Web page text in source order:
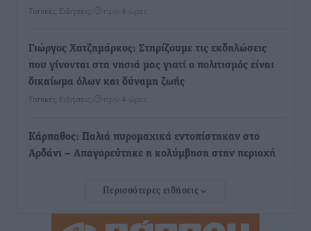
Τοπικές Ειδήσεις πριν 4 ώρες
Γιώργος Χατζημάρκος: Στηρίζουμε τις εκδηλώσεις
που γίνονται στα νησιά μας γιατί ο πολιτισμός είναι
δικαίωμα όλων και δύναμη ζωής
Τοπικές Ειδήσεις πριν 4 ώρες
Κάρπαθος: Παλιά πυρομαχικά εντοπίστηκαν στο
Αρδάνι – Απαγορεύτηκε η κολύμβηση στην περιοχή
εφησυχασμού» – Σε πλήρη ετοιμότητα ο μηχανισμός
Περισσότερες ειδήσεις